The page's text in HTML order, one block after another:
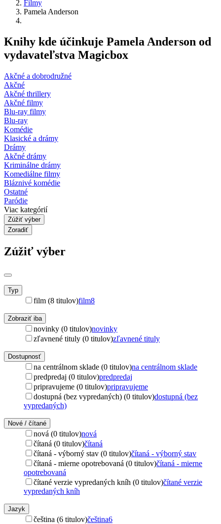
Filmy
Pamela Anderson
Knihy kde účinkuje Pamela Anderson od
vydavateľstva Magicbox
Akčné a dobrodružné
Akčné
Akčné thrillery
Akčné filmy
Blu-ray filmy
Blu-ray
Komédie
Klasické a drámy
Drámy
Akčné drámy
Kriminálne drámy
Komediálne filmy
Bláznivé komédie
Ostatné
Paródie
Viac kategórií
Zúžiť výber
Zoradiť
Zúžiť výber
Typ
film (8 titulov)film8
Zobraziť iba
novinky (0 titulov)novinky
zľavnené tituly (0 titulov)zľavnené tituly
Dostupnosť
na centrálnom sklade (0 titulov)na centrálnom sklade
predpredaj (0 titulov)predpredaj
pripravujeme (0 titulov)pripravujeme
dostupná (bez vypredaných) (0 titulov)dostupná (bez
vypredaných)
Nové / čítané
nová (0 titulov)nová
čítaná (0 titulov)čítaná
čítaná - výborný stav (0 titulov)čítaná - výborný stav
čítaná - mierne opotrebovaná (0 titulov)čítaná - mierne
opotrebovaná
čítané verzie vypredaných kníh (0 titulov)čítané verzie
vypredaných kníh
Jazyk
čeština (6 titulov)čeština6